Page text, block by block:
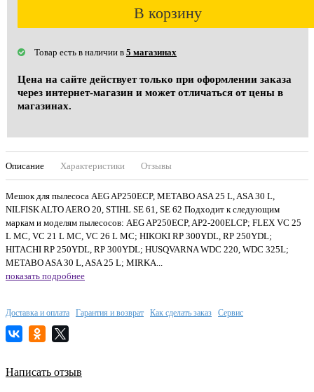
В корзину
Товар есть в наличии в 5 магазинах
Цена на сайте действует только при оформлении заказа
через интернет-магазин и может отличаться от цены в
магазинах.
Описание Характеристики Отзывы
Мешок для пылесоса AEG AP250ECP, METABO ASA 25 L, ASA 30 L,
NILFISK ALTO AERO 20, STIHL SE 61, SE 62 Подходит к следующим
маркам и моделям пылесосов: AEG AP250ECP, AP2-200ELCP; FLEX VC 25
L MC, VC 21 L MC, VC 26 L MC; HIKOKI RP 300YDL, RP 250YDL;
HITACHI RP 250YDL, RP 300YDL; HUSQVARNA WDC 220, WDC 325L;
METABO ASA 30 L, ASA 25 L; MIRKA...
показать подробнее
Доставка и оплата Гарантия и возврат Как сделать заказ Сервис
Написать отзыв